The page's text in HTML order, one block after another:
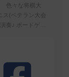
色々な将棋大
ス(ベテラン大会
奏♪ ボードゲー